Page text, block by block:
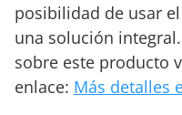
posibilidad de usar
una solución
sobre este producto
enlace: Más detalles